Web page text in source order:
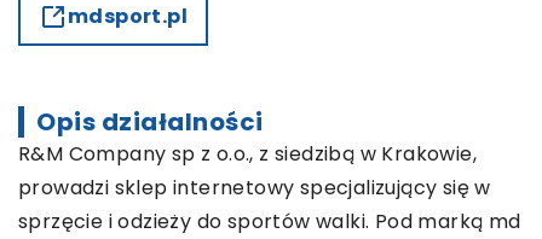
mdsport.pl
Opis działalności
R&M Company sp z o.o., z siedzibą w Krakowie,
prowadzi sklep internetowy specjalizujący się w
sprzęcie i odzieży do sportów walki. Pod marką md